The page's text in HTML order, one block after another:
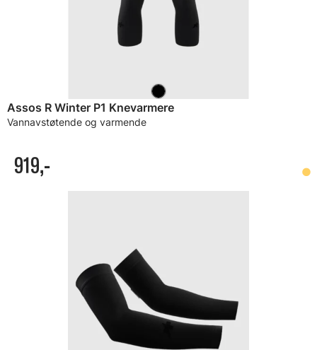
Assos R Winter P1 Knevarmere
Vannavstøtende og varmende
919,-